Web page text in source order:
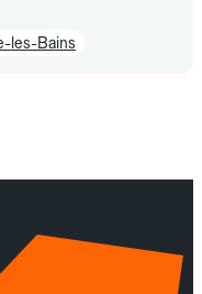
les-Bains